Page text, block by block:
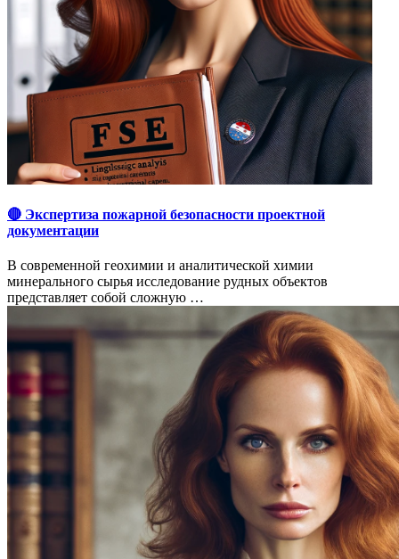
🔴 Экспертиза пожарной безопасности проектной
документации
В современной геохимии и аналитической химии
минерального сырья исследование рудных объектов
представляет собой сложную …